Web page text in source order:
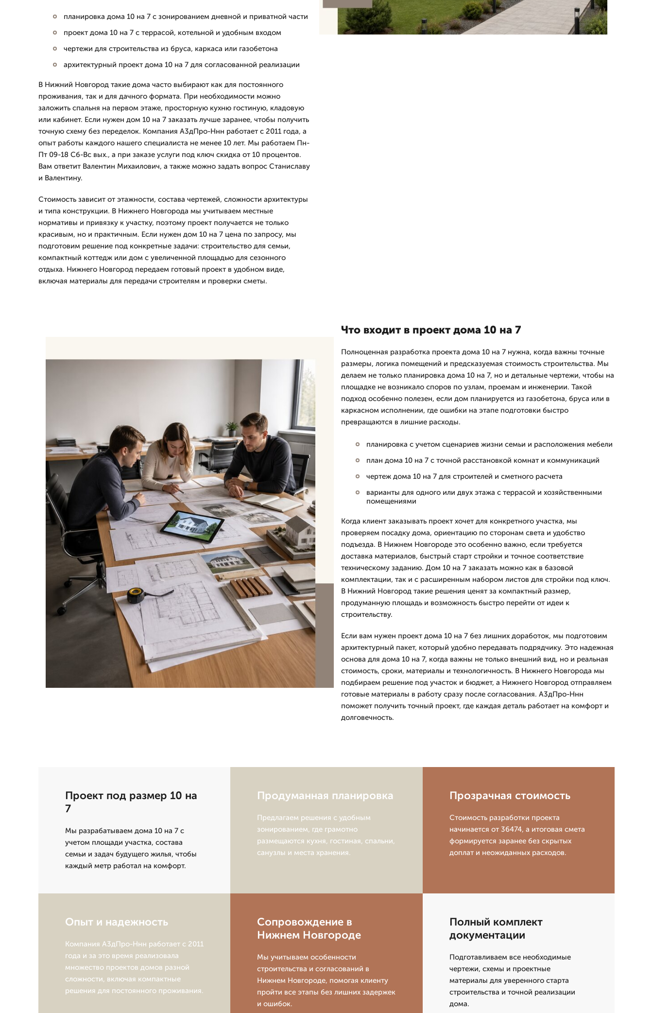
планировка дома 10 на 7 с зонированием дневной и приватной части
проект дома 10 на 7 с террасой, котельной и удобным входом
чертежи для строительства из бруса, каркаса или газобетона
архитектурный проект дома 10 на 7 для согласованной реализации
В Нижний Новгород такие дома часто выбирают как для постоянного
проживания, так и для дачного формата. При необходимости можно
заложить спальня на первом этаже, просторную кухню гостиную, кладовую
или кабинет. Если нужен дом 10 на 7 заказать лучше заранее, чтобы получить
точную схему без переделок. Компания А3дПро-Ннн работает с 2011 года, а
опыт работы каждого нашего специалиста не менее 10 лет. Мы работаем Пн-
Пт 09-18 Сб-Вс вых., а при заказе услуги под ключ скидка от 10 процентов.
Вам ответит Валентин Михаилович, а также можно задать вопрос Станиславу
и Валентину.
Стоимость зависит от этажности, состава чертежей, сложности архитектуры
и типа конструкции. В Нижнего Новгорода мы учитываем местные
нормативы и привязку к участку, поэтому проект получается не только
красивым, но и практичным. Если нужен дом 10 на 7 цена по запросу, мы
подготовим решение под конкретные задачи: строительство для семьи,
компактный коттедж или дом с увеличенной площадью для сезонного
отдыха. Нижнего Новгород передаем готовый проект в удобном виде,
включая материалы для передачи строителям и проверки сметы.
Что входит в проект дома 10 на 7
Полноценная разработка проекта дома 10 на 7 нужна, когда важны точные
размеры, логика помещений и предсказуемая стоимость строительства. Мы
делаем не только планировка дома 10 на 7, но и детальные чертежи, чтобы на
площадке не возникало споров по узлам, проемам и инженерии. Такой
подход особенно полезен, если дом планируется из газобетона, бруса или в
каркасном исполнении, где ошибки на этапе подготовки быстро
превращаются в лишние расходы.
планировка с учетом сценариев жизни семьи и расположения мебели
план дома 10 на 7 с точной расстановкой комнат и коммуникаций
чертеж дома 10 на 7 для строителей и сметного расчета
варианты для одного или двух этажа с террасой и хозяйственными
помещениями
Когда клиент заказывать проект хочет для конкретного участка, мы
проверяем посадку дома, ориентацию по сторонам света и удобство
подъезда. В Нижнем Новгороде это особенно важно, если требуется
доставка материалов, быстрый старт стройки и точное соответствие
техническому заданию. Дом 10 на 7 заказать можно как в базовой
комплектации, так и с расширенным набором листов для стройки под ключ.
В Нижний Новгород такие решения ценят за компактный размер,
продуманную площадь и возможность быстро перейти от идеи к
строительству.
Если вам нужен проект дома 10 на 7 без лишних доработок, мы подготовим
архитектурный пакет, который удобно передавать подрядчику. Это надежная
основа для дома 10 на 7, когда важны не только внешний вид, но и реальная
стоимость, сроки, материалы и технологичность. В Нижнего Новгорода мы
подбираем решение под участок и бюджет, а Нижнего Новгород отправляем
готовые материалы в работу сразу после согласования. А3дПро-Ннн
поможет получить точный проект, где каждая деталь работает на комфорт и
долговечность.
Проект под размер 10 на
7
Мы разрабатываем дома 10 на 7 с
учетом площади участка, состава
семьи и задач будущего жилья, чтобы
каждый метр работал на комфорт.
Продуманная планировка
Предлагаем решения с удобным
зонированием, где грамотно
размещаются кухня, гостиная, спальни,
санузлы и места хранения.
Прозрачная стоимость
Стоимость разработки проекта
начинается от 36474, а итоговая смета
формируется заранее без скрытых
доплат и неожиданных расходов.
Опыт и надежность
Компания А3дПро-Ннн работает с 2011
года и за это время реализовала
множество проектов домов разной
сложности, включая компактные
решения для постоянного проживания.
Сопровождение в
Нижнем Новгороде
Мы учитываем особенности
строительства и согласований в
Нижнем Новгороде, помогая клиенту
пройти все этапы без лишних задержек
и ошибок.
Полный комплект
документации
Подготавливаем все необходимые
чертежи, схемы и проектные
материалы для уверенного старта
строительства и точной реализации
дома.